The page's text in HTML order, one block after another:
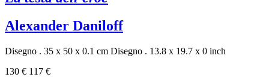
Alexander Daniloff
Disegno . 35 x 50 x 0.1 cm Disegno . 13.8 x 19.7 x 0 inch
130 € 117 €